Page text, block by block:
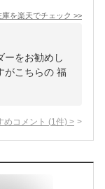
庫を楽天でチェック >>
ーをお勧めし
がこちらの 福
めコメント (1 件) >